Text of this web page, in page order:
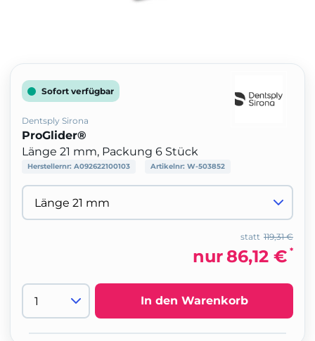
Sofort verfügbar
Dentsply Sirona
ProGlider®
Länge 21 mm, Packung 6 Stück
Herstellernr: A092622100103 Artikelnr: W-503852
119,31 €
statt
nur 86,12 € *
In den Warenkorb